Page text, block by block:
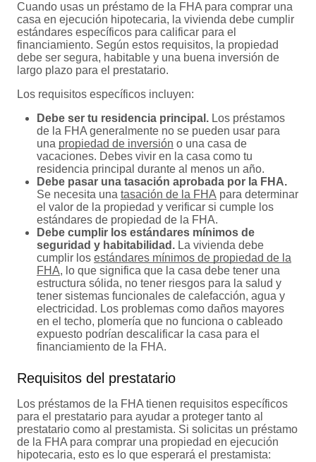
Cuando usas un préstamo de la FHA para comprar una
casa en ejecución hipotecaria, la vivienda debe cumplir
estándares específicos para calificar para el
financiamiento. Según estos requisitos, la propiedad
debe ser segura, habitable y una buena inversión de
largo plazo para el prestatario.
Los requisitos específicos incluyen:
Debe ser tu residencia principal. Los préstamos
de la FHA generalmente no se pueden usar para
una propiedad de inversión o una casa de
vacaciones. Debes vivir en la casa como tu
residencia principal durante al menos un año.
Debe pasar una tasación aprobada por la FHA.
Se necesita una tasación de la FHA para determinar
el valor de la propiedad y verificar si cumple los
estándares de propiedad de la FHA.
Debe cumplir los estándares mínimos de
seguridad y habitabilidad. La vivienda debe
cumplir los estándares mínimos de propiedad de la
FHA, lo que significa que la casa debe tener una
estructura sólida, no tener riesgos para la salud y
tener sistemas funcionales de calefacción, agua y
electricidad. Los problemas como daños mayores
en el techo, plomería que no funciona o cableado
expuesto podrían descalificar la casa para el
financiamiento de la FHA.
Requisitos del prestatario
Los préstamos de la FHA tienen requisitos específicos
para el prestatario para ayudar a proteger tanto al
prestatario como al prestamista. Si solicitas un préstamo
de la FHA para comprar una propiedad en ejecución
hipotecaria, esto es lo que esperará el prestamista: